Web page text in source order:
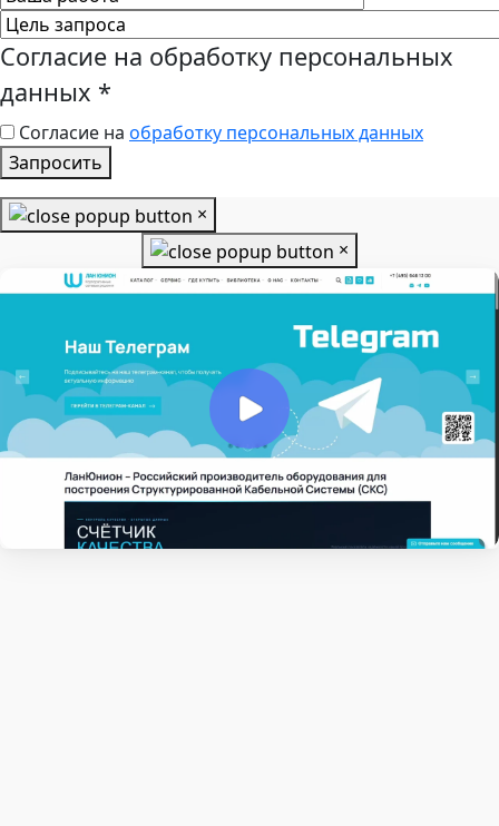
Согласие на обработку персональных
данных *
Согласие на обработку персональных данных
Запросить
×
×